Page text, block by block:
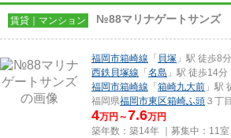
賃貸｜マンション №88マリナゲートサンズ
福岡市箱崎線 「 貝塚 」駅 徒歩8分
西鉄貝塚線 「名島 」駅 徒歩14分
福岡市箱崎線 「箱崎九大前 」駅
福岡県福岡市東区箱崎ふ頭 ３丁
4万円～7.6万円
築年数：築14年 ｜募集中： 11室